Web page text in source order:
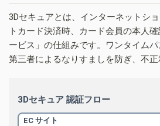
3Dセキュアとは、インターネットシ
トカード決済時、カード会員の本人
ービス」の仕組みです。ワンタイムパ
第三者によるなりすましを防ぎ、不正
3Dセキュア 認証フロー
EC サイト